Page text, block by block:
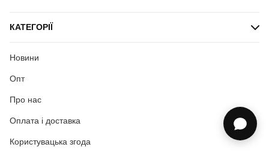
КАТЕГОРІЇ
Новини
Опт
Про нас
Оплата і доставка
Користувацька згода